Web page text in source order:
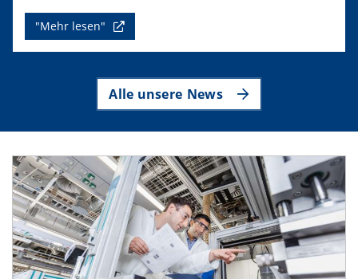
"Mehr lesen"
Alle unsere News